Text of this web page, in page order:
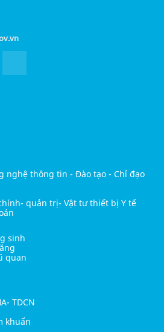
nghệ thông tin - Đào tạo - Chỉ đạo
quản trị- Vật tư thiết bị Y tế
sinh
quan
TDCN
khuẩn